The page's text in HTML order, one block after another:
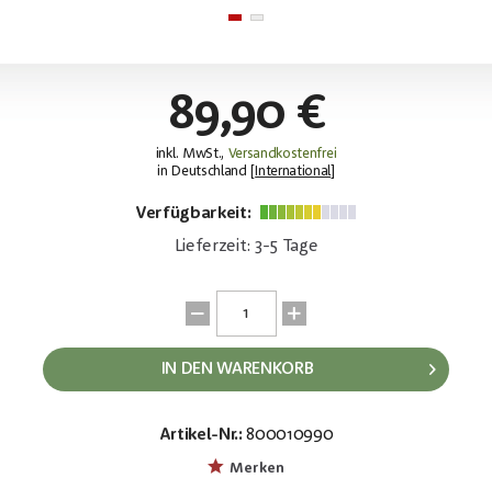
89,90 €
inkl. MwSt., Versandkostenfrei
in Deutschland [
International]
Verfügbarkeit:
Lieferzeit: 3-5 Tage
IN DEN WARENKORB
Artikel-Nr.: 800010990
Merken